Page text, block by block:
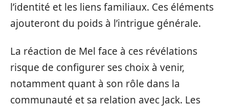
l’identité et les liens familiaux. Ces éléments
ajouteront du poids à l’intrigue générale.
La réaction de Mel face à ces révélations
risque de configurer ses choix à venir,
notamment quant à son rôle dans la
communauté et sa relation avec Jack. Les